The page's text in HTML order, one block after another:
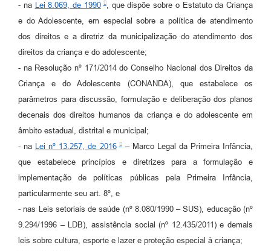
- na Lei 8.069, de 1990 , que dispõe sobre o Estatuto da Criança
e do Adolescente, em especial sobre a política de atendimento
dos direitos e a diretriz da municipalização do atendimento dos
direitos da criança e do adolescente;
- na Resolução nº 171/2014 do Conselho Nacional dos Direitos da
Criança e do Adolescente (CONANDA), que estabelece os
parâmetros para discussão, formulação e deliberação dos planos
decenais dos direitos humanos da criança e do adolescente em
âmbito estadual, distrital e municipal;
- na Lei nº 13.257, de 2016 – Marco Legal da Primeira Infância,
que estabelece princípios e diretrizes para a formulação e
implementação de políticas públicas pela Primeira Infância,
particularmente seu art. 8º, e
- nas Leis setoriais de saúde (nº 8.080/1990 – SUS), educação (nº
9.294/1996 – LDB), assistência social (nº 12.435/2011) e demais
leis sobre cultura, esporte e lazer e proteção especial à criança;